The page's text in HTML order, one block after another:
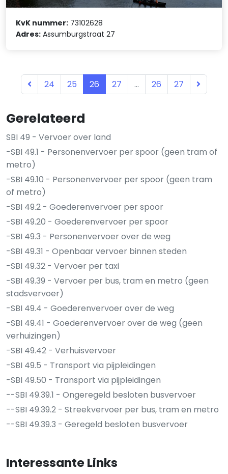
Gerelateerd
SBI 49 - Vervoer over land
-SBI 49.1 - Personenvervoer per spoor (geen tram of
metro)
-SBI 49.10 - Personenvervoer per spoor (geen tram
of metro)
-SBI 49.2 - Goederenvervoer per spoor
-SBI 49.20 - Goederenvervoer per spoor
-SBI 49.3 - Personenvervoer over de weg
-SBI 49.31 - Openbaar vervoer binnen steden
-SBI 49.32 - Vervoer per taxi
-SBI 49.39 - Vervoer per bus, tram en metro (geen
stadsvervoer)
-SBI 49.4 - Goederenvervoer over de weg
-SBI 49.41 - Goederenvervoer over de weg (geen
verhuizingen)
-SBI 49.42 - Verhuisvervoer
-SBI 49.5 - Transport via pijpleidingen
-SBI 49.50 - Transport via pijpleidingen
--SBI 49.39.1 - Ongeregeld besloten busvervoer
--SBI 49.39.2 - Streekvervoer per bus, tram en metro
--SBI 49.39.3 - Geregeld besloten busvervoer
Interessante Links
KvK nummer: 73102628
Adres: Assumburgstraat 27
24 25 26 27 ... 26 27